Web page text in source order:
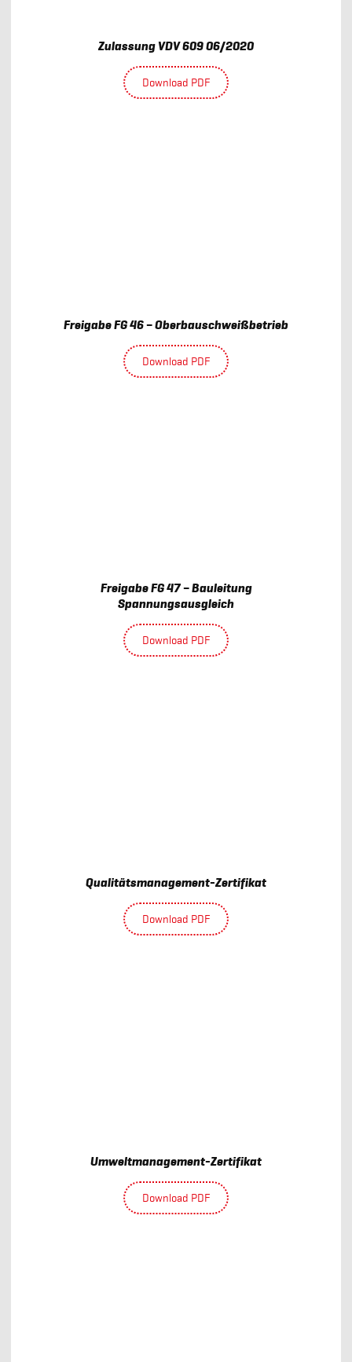
Zulassung VDV 609 06/2020
Download PDF
Freigabe FG 46 – Oberbauschweißbetrieb
Download PDF
Freigabe FG 47 – Bauleitung
Spannungsausgleich
Download PDF
Qualitätsmanagement-Zertifikat
Download PDF
Umweltmanagement-Zertifikat
Download PDF